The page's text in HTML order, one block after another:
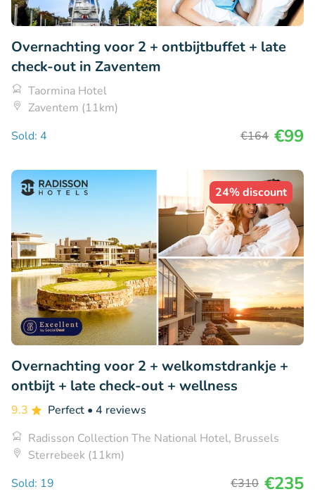
Overnachting voor 2 + ontbijtbuffet + late
check-out in Zaventem
Taormina Hotel
Zaventem (11km)
Sold: 4
€164 €99
24% discount
Overnachting voor 2 + welkomstdrankje +
ontbijt + late check-out + wellness
9.3 Perfect • 4 reviews
Radisson Collection The National Hotel, Brussels
Sterrebeek (11km)
Sold: 19
€310 €235